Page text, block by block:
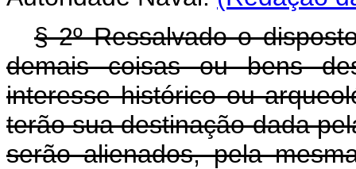
§ 2º Ressalvado o
demais coisas ou bens
interesse histórico ou
terão sua destinação dada
serão alienados, pela